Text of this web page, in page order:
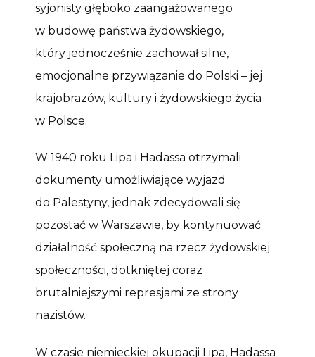
syjonisty głęboko zaangażowanego
w budowę państwa żydowskiego,
który jednocześnie zachował silne,
emocjonalne przywiązanie do Polski – jej
krajobrazów, kultury i żydowskiego życia
w Polsce.
W 1940 roku Lipa i Hadassa otrzymali
dokumenty umożliwiające wyjazd
do Palestyny, jednak zdecydowali się
pozostać w Warszawie, by kontynuować
działalność społeczną na rzecz żydowskiej
społeczności, dotkniętej coraz
brutalniejszymi represjami ze strony
nazistów.
W czasie niemieckiej okupacji Lipa, Hadassa